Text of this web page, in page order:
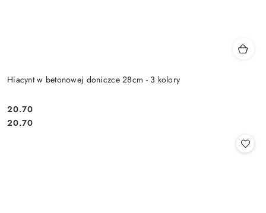
Hiacynt w betonowej doniczce 28cm - 3 kolory
Cena:
20.70
Cena:
20.70